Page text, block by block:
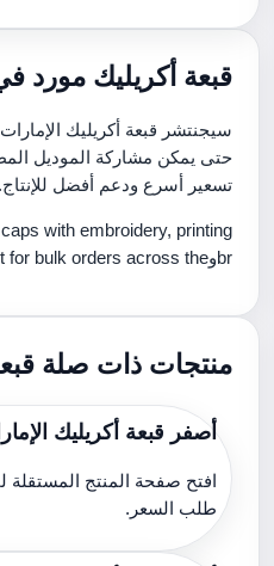
قبعة أكريليك مورد
سيجنتشر قبعة أكريليك
حتى يمكن مشاركة الموديل
تسعير أسرع ودعم أفضل للإنتاج.
brوing support for bulk orders across the الإمارات.
منتجات ذات صلة
أصفر قبعة أكريليك
افتح صفحة المنتج المستقلة
طلب السعر.